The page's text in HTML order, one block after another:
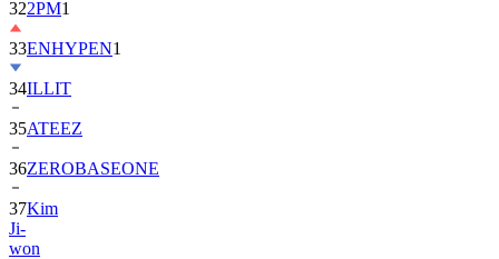
322PM1
33ENHYPEN1
34ILLIT
35ATEEZ
36ZEROBASEONE
37Kim
Ji-
won